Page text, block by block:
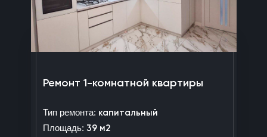
Ремонт 1-комнатной квартиры
Тип ремонта: капитальный
Площадь: 39 м2